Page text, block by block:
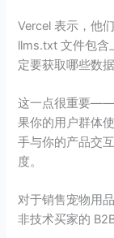
Vercel 表示，他
llms.txt 文件包含
定要获取哪些数据
这一点很重要——
果你的用户群体
手与你的产品交
度。
对于销售宠物用
非技术买家的